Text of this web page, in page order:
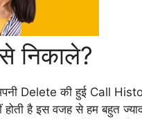
निकाले?
अपनी Delete की हुई Call
है इस वजह से हम बहुत